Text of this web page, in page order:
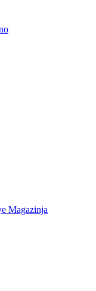
Magazinja